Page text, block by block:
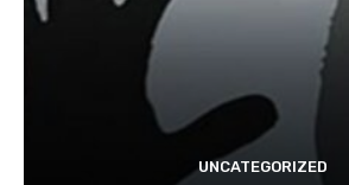
UNCATEGORIZED